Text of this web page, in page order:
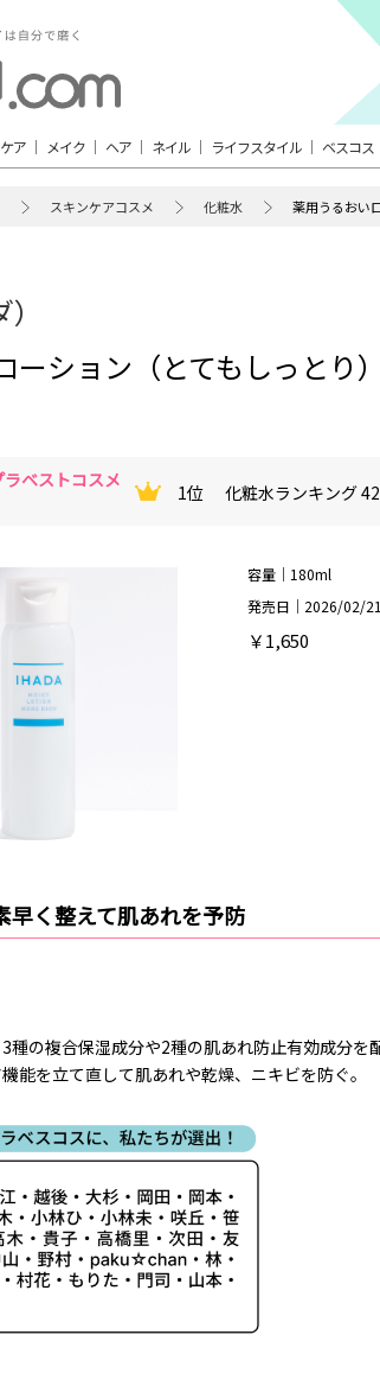
ア メイク ヘア ネイル ライフスタイル ベスコス
スキンケアコスメ 化粧水 薬用うるおい
ーション（とてもしっとり
ベストコスメ
1位 化粧水ランキング
容量｜180ml
発売日｜2026/02/21
￥1,650
早く整えて肌あれを予防
種の複合保湿成分や2種の肌あれ防止有効成分を
能を立て直して肌あれや乾燥、ニキビを防ぐ。